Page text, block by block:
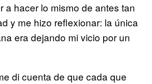
a hacer lo mismo de antes tan
y me hizo reflexionar: la única
era dejando mi vicio por un
di cuenta de que cada que